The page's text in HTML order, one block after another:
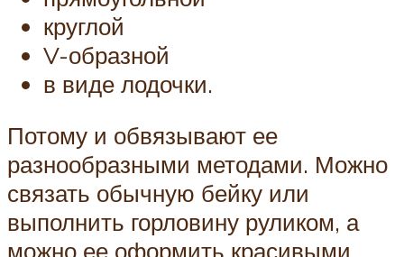
круглой
V-образной
в виде лодочки.
Потому и обвязывают ее
разнообразными методами. Можно
связать обычную бейку или
выполнить горловину руликом, а
можно ее оформить красивыми